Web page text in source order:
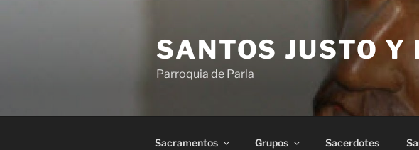
SANTOS JUSTO Y
Parroquia de Parla
Sacramentos Grupos Sacerdotes